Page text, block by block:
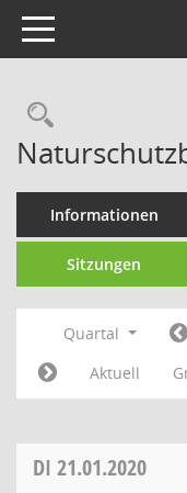
Toggle navigation
Informationen
Sitzungen
Quartal
Aktuell
DI 21.01.2020